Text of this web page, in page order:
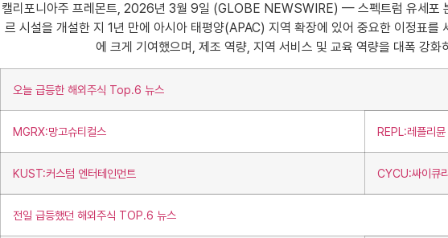
캘리포니아주 프레몬트, 2026년 3월 9일 (GLOBE NEWSWIRE) — 스펙트럼 유세
르 시설을 개설한 지 1년 만에 아시아 태평양(APAC) 지역 확장에 있어 중요한 이정표
에 크게 기여했으며, 제조 역량, 지역 서비스 및 교육 역량을 대폭 강
오늘 급등한 해외주식 Top.6 뉴스
MGRX:망고슈티컬스 REPL:레플리
KUST:커스텀 엔터테인먼트 CYCU:싸이큐
전일 급등했던 해외주식 TOP.6 뉴스